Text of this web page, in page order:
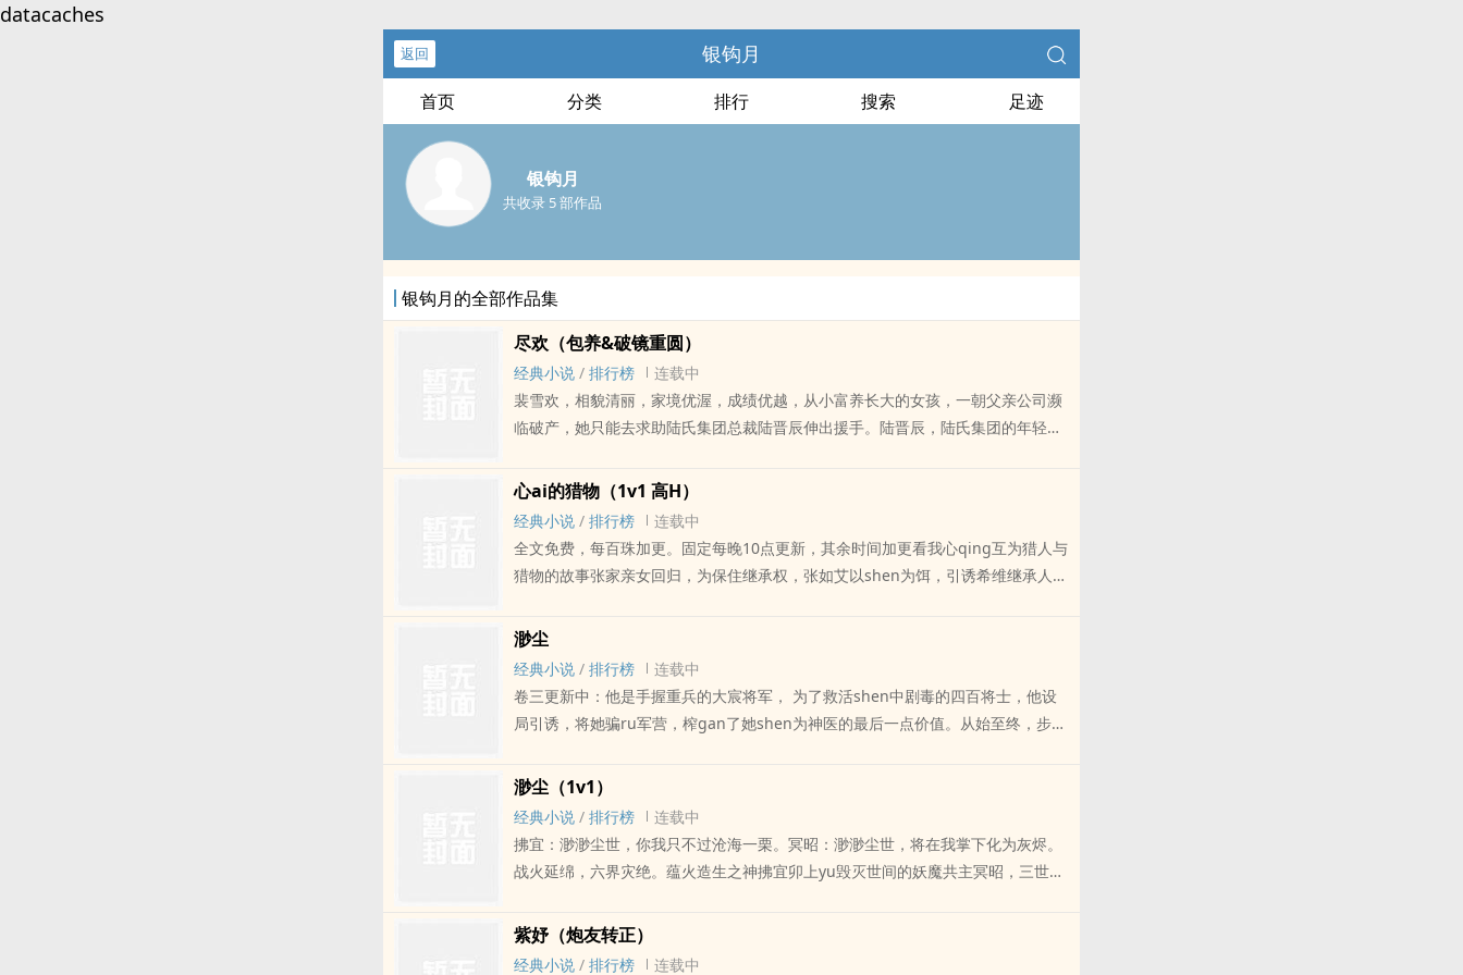
datacaches
返回 银钩月
首页 分类 排行 搜索 足迹
银钩月
共收录 5 部作品
银钩月的全部作品集
尽欢（包养&破镜重圆）
经典小说 / 排行榜
连载中
裴雪欢，相貌清丽，家境优渥，成绩优越，从小富养长大的女孩，一朝父亲公司濒
临破产，她只能去求助陆氏集团总裁陆晋辰伸出援手。陆晋辰，陆氏集团的年轻总
还把他叫得shen下发ying。像这样的妖孽女人，一定要好好惩罚。但是怎么回事，
她怎么——这么ai哭？！！非典型包养文，事实是，陆晋辰很快明白她是个善良纯
真的灵魂，怜惜和逗nong的心qing大于占有，往后都是如此。缘更！缘更！作者
shenti不好，不想勉强自己。男女主年龄差五岁前期男主视角较多，后期女主视角
（女主视角是重点！！）完结文：渺尘（仙侠 1v1）紫妤（炮友转正）心ai的猎物
心ai的猎物（1v1 高H）
经典小说 / 排行榜
连载中
全文免费，每百珠加更。固定每晚10点更新，其余时间加更看我心qing互为猎人与
猎物的故事张家亲女回归，为保住继承权，张如艾以shen为饵，引诱希维继承人沈
投罗网。订婚后同居，各怀心思。 直到那天，随着一鞭落下，是他的一句呢喃：
“心ai的猎物……”张如艾几yu作呕。猎物、玩物、宠物……他果然没把她当人。她闭
眼承受，心中却冷笑：我一定不会放过你。而沈碧平只有一句话想说：亲ai的，这
五个字的重点在于前三个字……总之是一款先婚后airi久生qing的故事，问就是双
chu，有SMqing节，不喜勿ru。完结文：渺尘（点击书名tiao转）拂宜：渺渺尘
界灾绝。蕴火造生之神拂宜卯上yu毁灭世间的妖魔共主冥昭，三世人生，三zhong
命运，导向卦中唯一结局。第一世：青梅竹ma小qing侣，慕容tingvs楚玉锦第二
世：扭曲狠绝宋还旌vs至高至洁江捷第三世：蕴火拂宜vs魔尊冥昭完结文：紫妤
（炮友转正）友qing里混杂着占有yu和嫉妒心，周紫妤从来都分不清她对徐珠是不
者，是床伴——起码，她一直是这样想的。但其实第一次他们就越了界，炮友——
是不带陪睡功能的。
渺尘
经典小说 / 排行榜
连载中
卷三更新中：他是手握重兵的大宸将军， 为了救活shen中剧毒的四百将士，他设
局引诱，将她骗ru军营，榨gan了她shen为神医的最后一点价值。从始至终，步步
忍笑dao：“江捷，你看清楚了。你救活的人，明ri就会拿起刀，去屠杀你的族人。”
他以为她会哭，会闹，会恨之ru骨。 可她只是平静地ca去他脸上的血，轻声dao：
“我不后悔。”第一世（慕容ting/楚玉锦）：他与她zhong下满院梅花，却在她死前
截住了她想chu碰他的手。?第二世（宋还旌/江捷）：他以己shen为局请君ru瓮，
最后却成了那个画地为牢的囚徒。第三世：他以六界存亡为赌注，妄图证明世间该
#强强博弈 #追妻火葬场 #三世qing缘每天双更，作者很稳绝不弃坑，欢迎放心收
藏。每50珠加更，感恩每颗珠，谢谢大家完结文：紫妤（炮友转正）（点击书名
渺尘（1v1）
经典小说 / 排行榜
连载中
拂宜：渺渺尘世，你我只不过沧海一栗。冥昭：渺渺尘世，将在我掌下化为灰烬。
战火延绵，六界灾绝。蕴火造生之神拂宜卯上yu毁灭世间的妖魔共主冥昭，三世人
世：青梅竹ma小qing侣，慕容tingvs楚玉锦第二世：扭曲狠绝宋还旌vs至高至洁
江捷第三世：蕴火拂宜vs魔尊冥昭全文免费，有大纲有存稿，固定晚九点更新。喜
紫妤（炮友转正）
经典小说 / 排行榜 连载中